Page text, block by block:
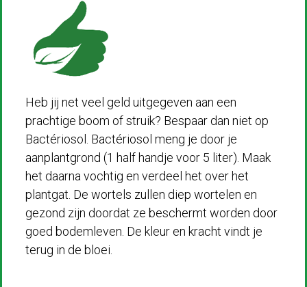
Heb jij net veel geld uitgegeven aan een
prachtige boom of struik? Bespaar dan niet op
Bactériosol. Bactériosol meng je door je
aanplantgrond (1 half handje voor 5 liter). Maak
het daarna vochtig en verdeel het over het
plantgat. De wortels zullen diep wortelen en
gezond zijn doordat ze beschermt worden door
goed bodemleven. De kleur en kracht vindt je
terug in de bloei.